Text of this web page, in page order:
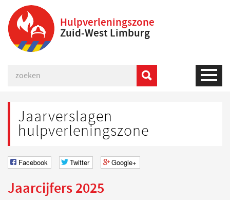
Hulpverleningszone
Zuid-West Limburg
Jaarverslagen
hulpverleningszone
Facebook Twitter Google+
Jaarcijfers 2025